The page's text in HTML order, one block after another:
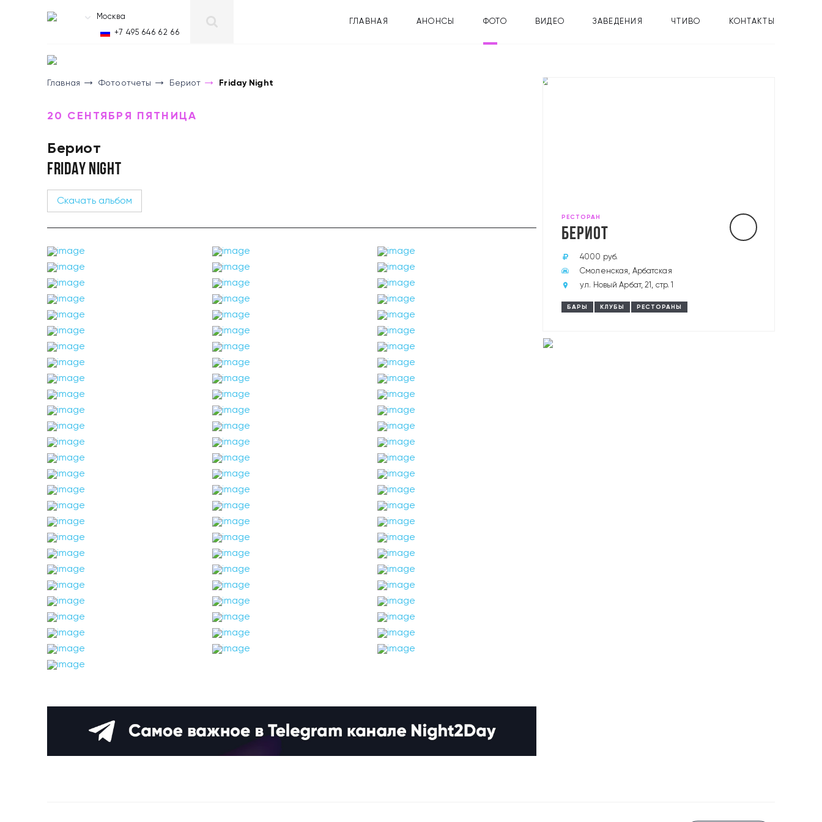
Москва
+7 495 646 62 66
ГЛАВНАЯ АНОНСЫ ФОТО ВИДЕО ЗАВЕДЕНИЯ ЧТИВО КОНТАКТЫ
Главная Фотоотчеты Бериот Friday Night
20 СЕНТЯБРЯ ПЯТНИЦА
Бериот
FRIDAY NIGHT
Скачать альбом
РЕСТОРАН
БЕРИОТ
4000 руб.
Смоленская, Арбатская
ул. Новый Арбат, 21, стр. 1
БАРЫ КЛУБЫ РЕСТОРАНЫ